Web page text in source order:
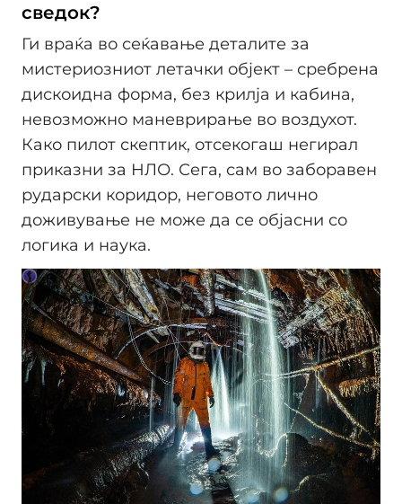
сведок?
Ги враќа во сеќавање деталите за
мистериозниот летачки објект – сребрена
дискоидна форма, без крилја и кабина,
невозможно маневрирање во воздухот.
Како пилот скептик, отсекогаш негирал
приказни за НЛО. Сега, сам во заборавен
рударски коридор, неговото лично
доживување не може да се објасни со
логика и наука.